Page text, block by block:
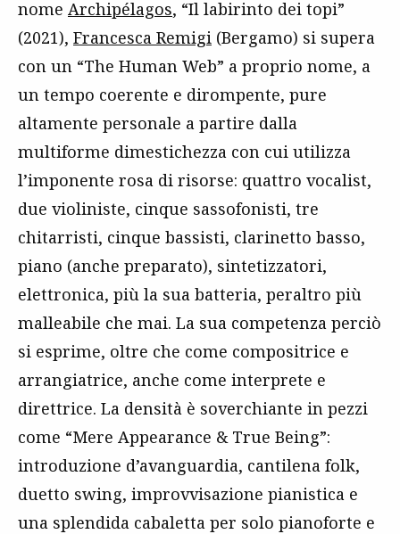
nome Archipélagos, “Il labirinto dei topi”
(2021), Francesca Remigi (Bergamo) si supera
con un “The Human Web” a proprio nome, a
un tempo coerente e dirompente, pure
altamente personale a partire dalla
multiforme dimestichezza con cui utilizza
l’imponente rosa di risorse: quattro vocalist,
due violiniste, cinque sassofonisti, tre
chitarristi, cinque bassisti, clarinetto basso,
piano (anche preparato), sintetizzatori,
elettronica, più la sua batteria, peraltro più
malleabile che mai. La sua competenza perciò
si esprime, oltre che come compositrice e
arrangiatrice, anche come interprete e
direttrice. La densità è soverchiante in pezzi
come “Mere Appearance & True Being”:
introduzione d’avanguardia, cantilena folk,
duetto swing, improvvisazione pianistica e
una splendida cabaletta per solo pianoforte e